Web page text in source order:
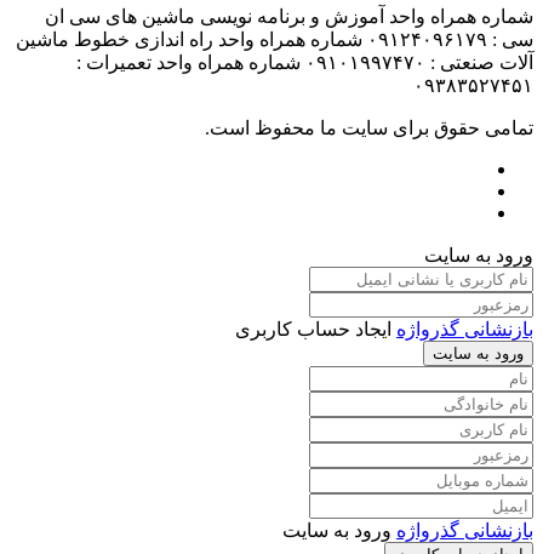
شماره همراه واحد آموزش و برنامه نویسی ماشین های سی ان
سی : ۰۹۱۲۴۰۹۶۱۷۹ شماره همراه واحد راه اندازی خطوط ماشین
آلات صنعتی : ۰۹۱۰۱۹۹۷۴۷۰ شماره همراه واحد تعمیرات :
۰۹۳۸۳۵۲۷۴۵۱
تمامی حقوق برای سایت ما محفوظ است.
ورود به سایت
بازنشانی گذرواژه ایجاد حساب کاربری
ورود به سایت
بازنشانی گذرواژه ورود به سایت